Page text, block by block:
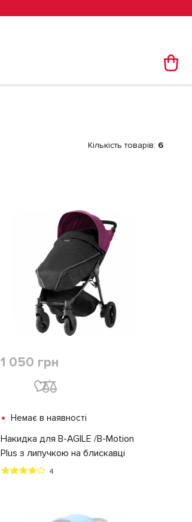
Кількість товарів: 6
1 050 грн
• Немає в наявності
Накидка для B-AGILE /B-Motion
Plus з липучкою на блискавці
4